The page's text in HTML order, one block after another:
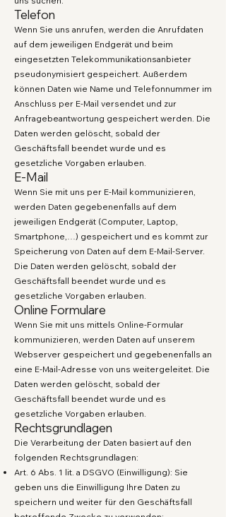
Telefon
Wenn Sie uns anrufen, werden die Anrufdaten
auf dem jeweiligen Endgerät und beim
eingesetzten Telekommunikationsanbieter
pseudonymisiert gespeichert. Außerdem
können Daten wie Name und Telefonnummer im
Anschluss per E-Mail versendet und zur
Anfragebeantwortung gespeichert werden. Die
Daten werden gelöscht, sobald der
Geschäftsfall beendet wurde und es
gesetzliche Vorgaben erlauben.
E-Mail
Wenn Sie mit uns per E-Mail kommunizieren,
werden Daten gegebenenfalls auf dem
jeweiligen Endgerät (Computer, Laptop,
Smartphone,…) gespeichert und es kommt zur
Speicherung von Daten auf dem E-Mail-Server.
Die Daten werden gelöscht, sobald der
Geschäftsfall beendet wurde und es
gesetzliche Vorgaben erlauben.
Online Formulare
Wenn Sie mit uns mittels Online-Formular
kommunizieren, werden Daten auf unserem
Webserver gespeichert und gegebenenfalls an
eine E-Mail-Adresse von uns weitergeleitet. Die
Daten werden gelöscht, sobald der
Geschäftsfall beendet wurde und es
gesetzliche Vorgaben erlauben.
Rechtsgrundlagen
Die Verarbeitung der Daten basiert auf den
folgenden Rechtsgrundlagen:
Art. 6 Abs. 1 lit. a DSGVO (Einwilligung): Sie
geben uns die Einwilligung Ihre Daten zu
speichern und weiter für den Geschäftsfall